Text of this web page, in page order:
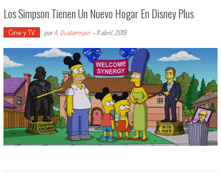
Los Simpson Tienen Un Nuevo Hogar En Disney Plus
Cine y TV porA. Quatermain- 11 abril, 2019